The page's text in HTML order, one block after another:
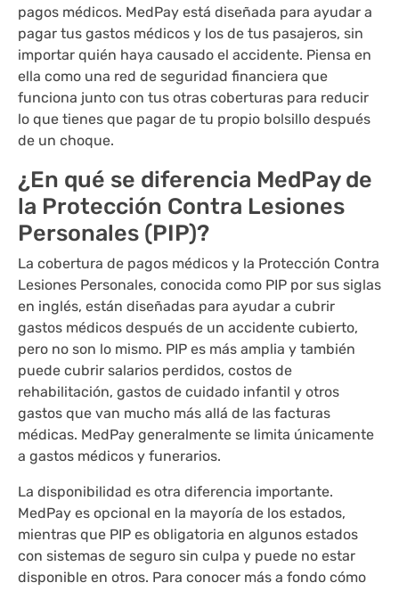
pagos médicos. MedPay está diseñada para ayudar a
pagar tus gastos médicos y los de tus pasajeros, sin
importar quién haya causado el accidente. Piensa en
ella como una red de seguridad financiera que
funciona junto con tus otras coberturas para reducir
lo que tienes que pagar de tu propio bolsillo después
de un choque.
¿En qué se diferencia MedPay de
la Protección Contra Lesiones
Personales (PIP)?
La cobertura de pagos médicos y la Protección Contra
Lesiones Personales, conocida como PIP por sus siglas
en inglés, están diseñadas para ayudar a cubrir
gastos médicos después de un accidente cubierto,
pero no son lo mismo. PIP es más amplia y también
puede cubrir salarios perdidos, costos de
rehabilitación, gastos de cuidado infantil y otros
gastos que van mucho más allá de las facturas
médicas. MedPay generalmente se limita únicamente
a gastos médicos y funerarios.
La disponibilidad es otra diferencia importante.
MedPay es opcional en la mayoría de los estados,
mientras que PIP es obligatoria en algunos estados
con sistemas de seguro sin culpa y puede no estar
disponible en otros. Para conocer más a fondo cómo